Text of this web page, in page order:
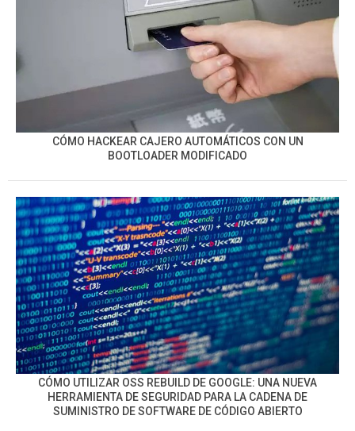
CÓMO HACKEAR CAJERO AUTOMÁTICOS CON UN
BOOTLOADER MODIFICADO
CÓMO UTILIZAR OSS REBUILD DE GOOGLE: UNA NUEVA
HERRAMIENTA DE SEGURIDAD PARA LA CADENA DE
SUMINISTRO DE SOFTWARE DE CÓDIGO ABIERTO